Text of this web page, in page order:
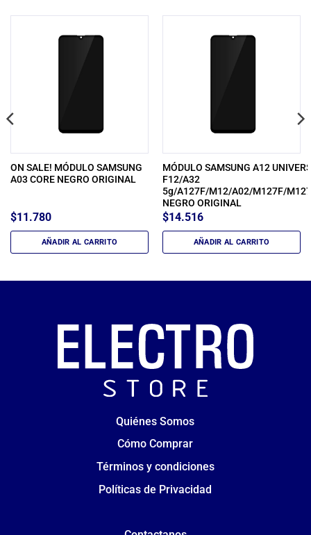
ON SALE! MÓDULO SAMSUNG
A03 CORE NEGRO ORIGINAL
$11.780
AÑADIR AL CARRITO
MÓDULO SAMSUNG A12
F12/A32
5g/A127F/M12/A02/M127F/
NEGRO ORIGINAL
$14.516
AÑADIR AL CARRITO
Quiénes Somos
Cómo Comprar
Términos y condiciones
Políticas de Privacidad